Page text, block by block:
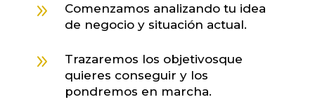
9
Comenzamos analizando tu idea
de negocio y situación actual.
9
Trazaremos los objetivosque
quieres conseguir y los
pondremos en marcha.